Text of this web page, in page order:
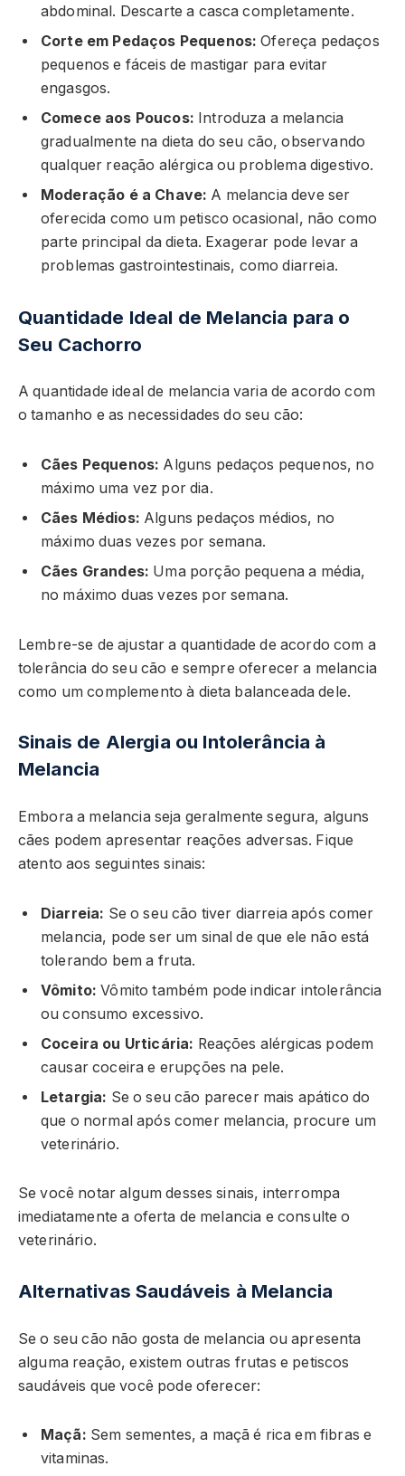
abdominal. Descarte a casca completamente.
Corte em Pedaços Pequenos: Ofereça pedaços
pequenos e fáceis de mastigar para evitar
engasgos.
Comece aos Poucos: Introduza a melancia
gradualmente na dieta do seu cão, observando
qualquer reação alérgica ou problema digestivo.
Moderação é a Chave: A melancia deve ser
oferecida como um petisco ocasional, não como
parte principal da dieta. Exagerar pode levar a
problemas gastrointestinais, como diarreia.
Quantidade Ideal de Melancia para o
Seu Cachorro
A quantidade ideal de melancia varia de acordo com
o tamanho e as necessidades do seu cão:
Cães Pequenos: Alguns pedaços pequenos, no
máximo uma vez por dia.
Cães Médios: Alguns pedaços médios, no
máximo duas vezes por semana.
Cães Grandes: Uma porção pequena a média,
no máximo duas vezes por semana.
Lembre-se de ajustar a quantidade de acordo com a
tolerância do seu cão e sempre oferecer a melancia
como um complemento à dieta balanceada dele.
Sinais de Alergia ou Intolerância à
Melancia
Embora a melancia seja geralmente segura, alguns
cães podem apresentar reações adversas. Fique
atento aos seguintes sinais:
Diarreia: Se o seu cão tiver diarreia após comer
melancia, pode ser um sinal de que ele não está
tolerando bem a fruta.
Vômito: Vômito também pode indicar intolerância
ou consumo excessivo.
Coceira ou Urticária: Reações alérgicas podem
causar coceira e erupções na pele.
Letargia: Se o seu cão parecer mais apático do
que o normal após comer melancia, procure um
veterinário.
Se você notar algum desses sinais, interrompa
imediatamente a oferta de melancia e consulte o
veterinário.
Alternativas Saudáveis à Melancia
Se o seu cão não gosta de melancia ou apresenta
alguma reação, existem outras frutas e petiscos
saudáveis que você pode oferecer:
Maçã: Sem sementes, a maçã é rica em fibras e
vitaminas.